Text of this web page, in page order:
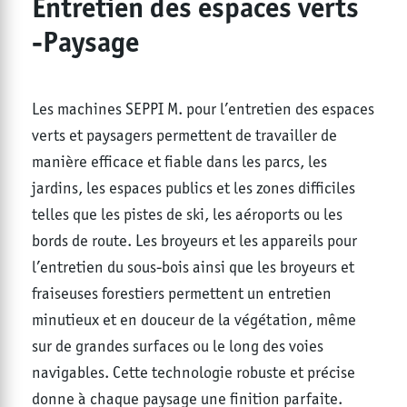
-Paysage
Les machines SEPPI M. pour l’entretien des espaces
verts et paysagers permettent de travailler de
manière efficace et fiable dans les parcs, les
jardins, les espaces publics et les zones difficiles
telles que les pistes de ski, les aéroports ou les
bords de route. Les broyeurs et les appareils pour
l’entretien du sous-bois ainsi que les broyeurs et
fraiseuses forestiers permettent un entretien
minutieux et en douceur de la végétation, même
sur de grandes surfaces ou le long des voies
navigables. Cette technologie robuste et précise
donne à chaque paysage une finition parfaite.